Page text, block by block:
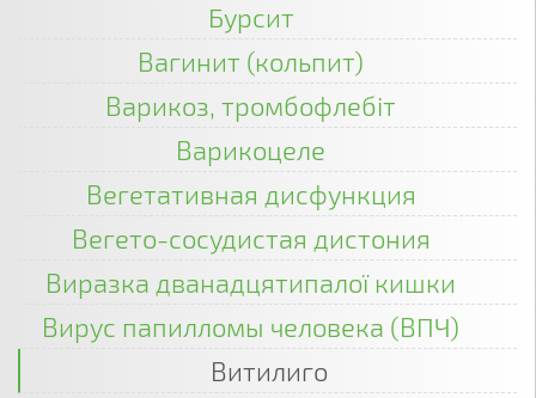
Бурсит
Вагинит (кольпит)
Варикоз, тромбофлебіт
Варикоцеле
Вегетативная дисфункция
Вегето-сосудистая дистония
Виразка дванадцятипалої кишки
Вирус папилломы человека (ВПЧ)
Витилиго